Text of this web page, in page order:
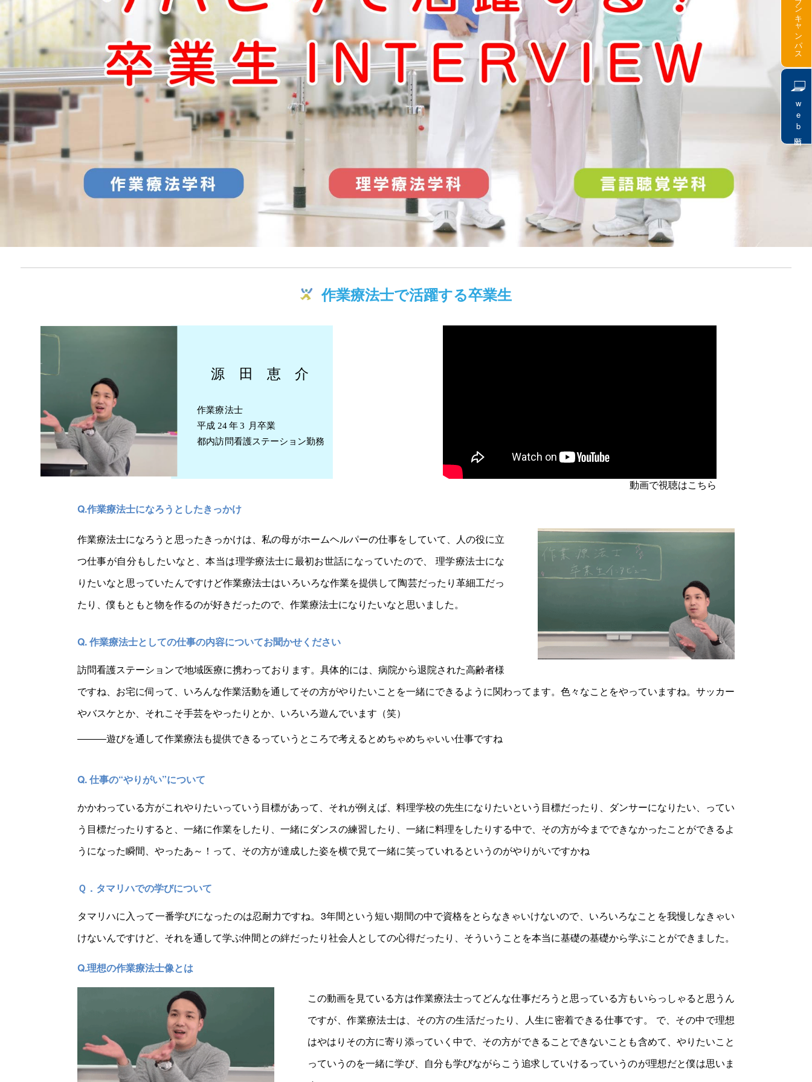
オープンキャンパス
web出願
作業療法士で活躍する卒業生
動画で視聴はこちら
Q.作業療法士になろうとしたきっかけ
作業療法士になろうと思ったきっかけは、私の母がホームヘルパーの仕事をしていて、人の役に立
つ仕事が自分もしたいなと、本当は理学療法士に最初お世話になっていたので、 理学療法士にな
りたいなと思っていたんですけど作業療法士はいろいろな作業を提供して陶芸だったり革細工だっ
たり、僕もともと物を作るのが好きだったので、作業療法士になりたいなと思いました。
Q. 作業療法士としての仕事の内容についてお聞かせください
訪問看護ステーションで地域医療に携わっております。具体的には、病院から退院された高齢者様
ですね、お宅に伺って、いろんな作業活動を通してその方がやりたいことを一緒にできるように関わってます。色々なことをやっていますね。サッカー
やバスケとか、それこそ手芸をやったりとか、いろいろ遊んでいます（笑）
―――遊びを通して作業療法も提供できるっていうところで考えるとめちゃめちゃいい仕事ですね
Q. 仕事の“やりがい”について
かかわっている方がこれやりたいっていう目標があって、それが例えば、料理学校の先生になりたいという目標だったり、ダンサーになりたい、ってい
う目標だったりすると、一緒に作業をしたり、一緒にダンスの練習したり、一緒に料理をしたりする中で、その方が今までできなかったことができるよ
うになった瞬間、やったあ～！って、その方が達成した姿を横で見て一緒に笑っていれるというのがやりがいですかね
Ｑ．タマリハでの学びについて
タマリハに入って一番学びになったのは忍耐力ですね。3年間という短い期間の中で資格をとらなきゃいけないので、いろいろなことを我慢しなきゃい
けないんですけど、それを通して学ぶ仲間との絆だったり社会人としての心得だったり、そういうことを本当に基礎の基礎から学ぶことができました。
Q.理想の作業療法士像とは
この動画を見ている方は作業療法士ってどんな仕事だろうと思っている方もいらっしゃると思うん
ですが、作業療法士は、その方の生活だったり、人生に密着できる仕事です。 で、その中で理想
はやはりその方に寄り添っていく中で、その方ができることできないことも含めて、やりたいこと
っていうのを一緒に学び、自分も学びながらこう追求していけるっていうのが理想だと僕は思いま